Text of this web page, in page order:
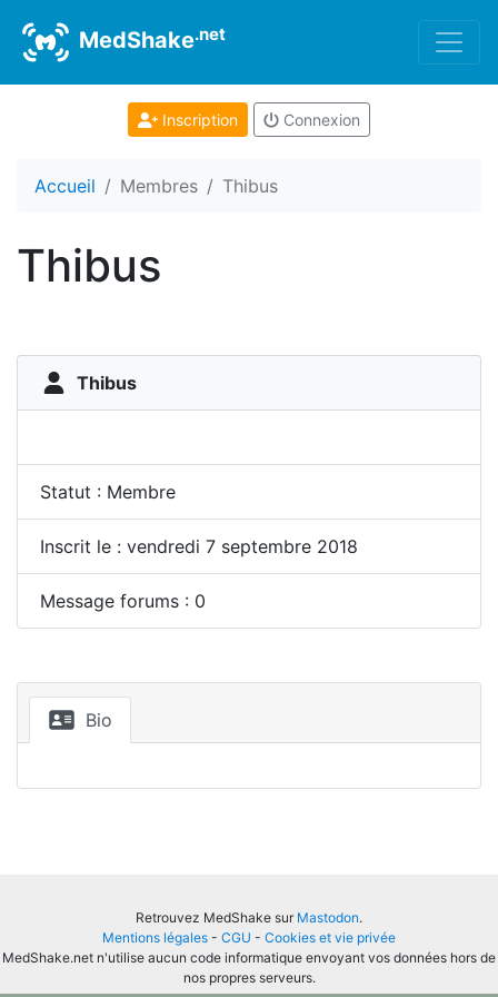
MedShake.net
Inscription Connexion
Accueil Membres Thibus
Thibus
Thibus
Statut : Membre
Inscrit le : vendredi 7 septembre 2018
Message forums : 0
Bio
Retrouvez MedShake sur Mastodon.
Mentions légales - CGU - Cookies et vie privée
MedShake.net n'utilise aucun code informatique envoyant vos données hors de
nos propres serveurs.